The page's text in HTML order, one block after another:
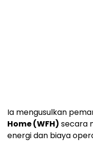
Ia mengusulkan
Home (WFH) secara
energi dan biaya